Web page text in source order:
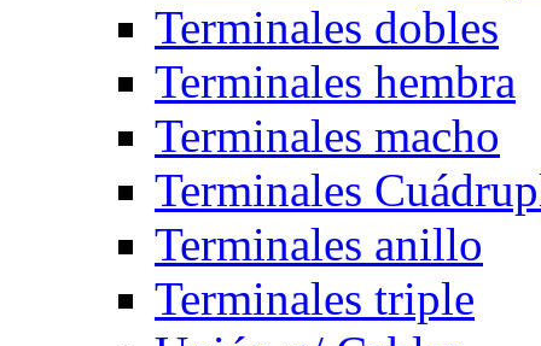
Terminales dobles
Terminales hembra
Terminales macho
Terminales
Terminales anillo
Terminales triple